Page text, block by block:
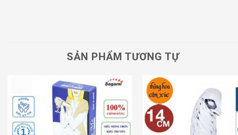
SẢN PHẨM TƯƠNG TỰ
Add to
wishlist